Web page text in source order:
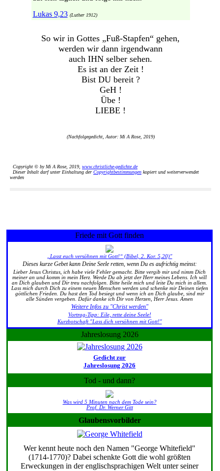
Lukas 9,23 (Luther 1912)
So wir in Gottes „Fuß-Stapfen“ gehen,
werden wir dann irgendwann
auch IHN selber sehen.
Es ist an der Zeit !
Bist DU bereit ?
GeH !
Übe !
LIEBE !
(Nachfolgegedicht, Autor: Mi A Rose, 2019)
Copyright © by Mi A Rose, 2019, www.christliche-gedichte.de
Dieser Inhalt darf unter Einhaltung der Copyrightbestimmungen kopiert und weiterverwendet
werden
Friede mit Gott finden
„Lasst euch versöhnen mit Gott!“ (Bibel, 2. Kor. 5,20)"
Dieses kurze Gebet kann Deine Seele retten, wenn Du es aufrichtig meinst:
Lieber Jesus Christus, ich habe viele Fehler gemacht. Bitte vergib mir und nimm Dich
meiner an und komm in mein Herz. Werde Du ab jetzt der Herr meines Lebens. Ich will
an Dich glauben und Dir treu nachfolgen. Bitte heile mich und leite Du mich in allem.
Lass mich durch Dich zu einem neuen Menschen werden und schenke mir Deinen tiefen
göttlichen Frieden. Du hast den Tod besiegt und wenn ich an Dich glaube, sind mir
alle Sünden vergeben. Dafür danke ich Dir von Herzen, Herr Jesus. Amen
Weitere Infos zu "Christ werden"
Vortrag-Tipp: Eile, rette deine Seele!
Kurzbotschaft "Lass dich versöhnen mit Gott!"
Jahreslosung 2026
Gedicht zur
Jahreslosung 2026
Tod - und dann?
Was wird 5 Minuten nach dem Tode sein?
Prof. Dr. Werner Gitt
Glaubensvorbilder
Wer kennt heute noch den Namen "George Whitefield"
(1714-1770)? Dabei schenkte Gott die wohl größten
Erweckungen in der englischsprachigen Welt unter seiner